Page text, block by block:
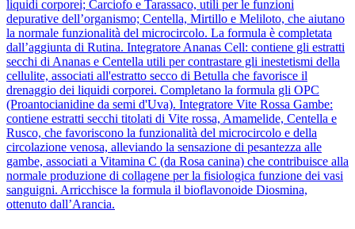
liquidi corporei; Carciofo e Tarassaco, utili per le funzioni
depurative dell’organismo; Centella, Mirtillo e Meliloto, che aiutano
la normale funzionalità del microcircolo. La formula è completata
dall’aggiunta di Rutina. Integratore Ananas Cell: contiene gli estratti
secchi di Ananas e Centella utili per contrastare gli inestetismi della
cellulite, associati all'estratto secco di Betulla che favorisce il
drenaggio dei liquidi corporei. Completano la formula gli OPC
(Proantocianidine da semi d'Uva). Integratore Vite Rossa Gambe:
contiene estratti secchi titolati di Vite rossa, Amamelide, Centella e
Rusco, che favoriscono la funzionalità del microcircolo e della
circolazione venosa, alleviando la sensazione di pesantezza alle
gambe, associati a Vitamina C (da Rosa canina) che contribuisce alla
normale produzione di collagene per la fisiologica funzione dei vasi
sanguigni. Arricchisce la formula il bioflavonoide Diosmina,
ottenuto dall’Arancia.